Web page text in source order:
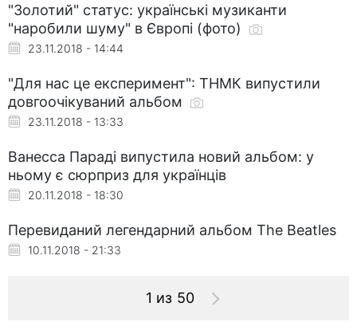
"Золотий" статус: українські музиканти
"наробили шуму" в Європі (фото)
23.11.2018 - 14:44
"Для нас це експеримент": ТНМК випустили
довгоочікуваний альбом
23.11.2018 - 13:33
Ванесса Параді випустила новий альбом: у
ньому є сюрприз для українців
20.11.2018 - 18:30
Перевиданий легендарний альбом The Beatles
10.11.2018 - 21:33
1 из 50